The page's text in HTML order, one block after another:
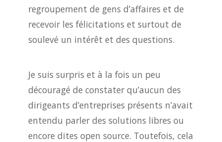
regroupement de gens d’affaires et de
recevoir les félicitations et surtout de
soulevé un intérêt et des questions.
Je suis surpris et à la fois un peu
découragé de constater qu’aucun des
dirigeants d’entreprises présents n’avait
entendu parler des solutions libres ou
encore dites open source. Toutefois, cela